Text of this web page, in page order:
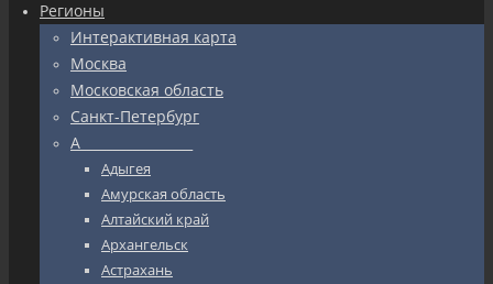
Регионы
Интерактивная карта
Москва
Московская область
Санкт-Петербург
А_________________
Адыгея
Амурская область
Алтайский край
Архангельск
Астрахань